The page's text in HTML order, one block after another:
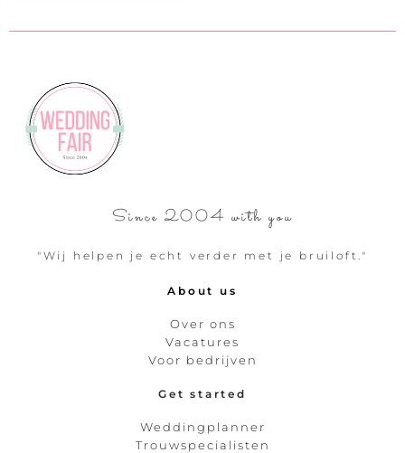
Since 2004 with you
"Wij helpen je echt verder met je bruiloft."
About us
Over ons
Vacatures
Voor bedrijven
Get started
Weddingplanner
Trouwspecialisten